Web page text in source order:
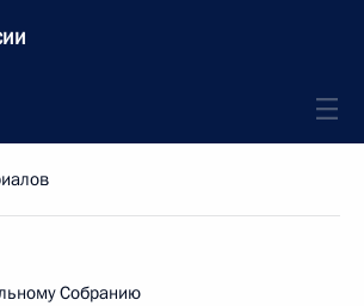
Собранию